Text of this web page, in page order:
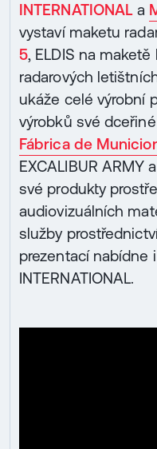
INTERNATIONAL a
vystaví maketu
5, ELDIS na
radarových
ukáže celé výrobní
výrobků své
Fábrica de
EXCALIBUR ARMY
své produkty
audiovizuálních
služby
prezentací nabídne i
INTERNATIONAL.